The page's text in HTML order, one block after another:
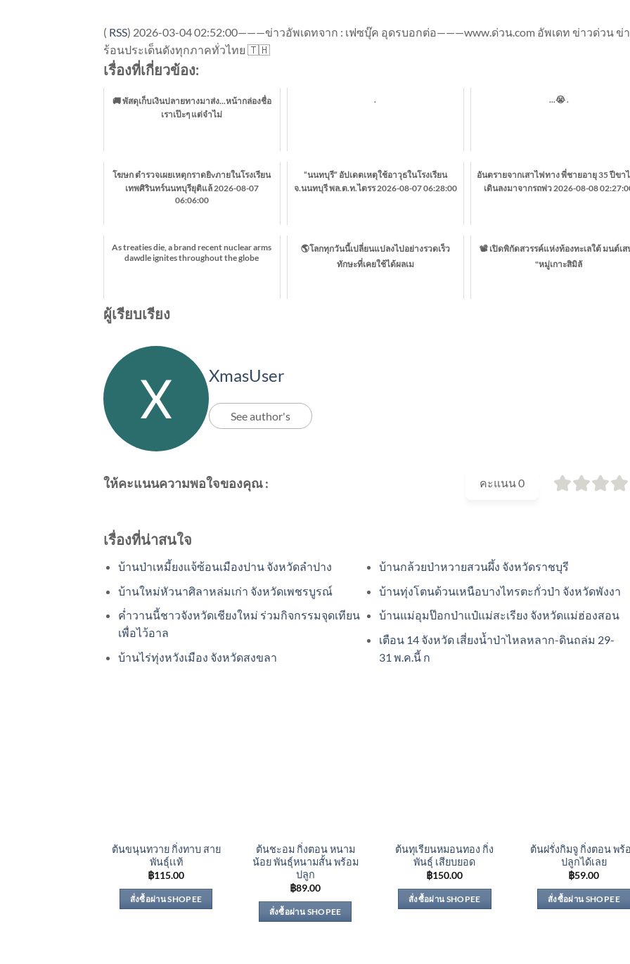
( RSS) 2026-03-04 02:52:00———ข่าวอัพเดทจาก : เฟซบุ๊ค อุดรบอกต่อ———www.ด่วน.com อัพเดท ข่าวด่วน ข่
ร้อนประเด็นดังทุกภาคทั่วไทย 🇹🇭
เรื่องที่เกี่ยวข้อง:
🚚 พัสดุเก็บเงินปลายทางมาส่ง...หน้ากล่องชื่อ
เราเป๊ะๆ แต่จำไม่
. ...😭 .
โฆษก ตำรวจเผยเหตุกราดยิvภายในโรงเรียน
เทพศิรินทร์นนทบุรียุติแล้ 2026-08-07
06:06:00
“นนทบุรี” อัปเดตเหตุใช้อาวุธในโรงเรียน
จ.นนทบุรี พล.ต.ท.ไตรร 2026-08-07 06:28:00
อันตรายจากเสาไฟทาง พี่ชายอายุ 35 ปีขา
เดินลงมาจากรถพ่ว 2026-08-08
As treaties die, a brand recent nuclear arms
dawdle ignites throughout the globe
🌎โลกทุกวันนี้เปลี่ยนแปลงไปอย่างรวดเร็ว
ทักษะที่เคยใช้ได้ผลเม
📽️ เปิดพิกัดสวรรค์แห่งท้องทะเลใต้ มนต์เส
"หมู่เกาะสิมิลั
ผู้เรียบเรียง
XmasUser
See author's
ให้คะแนนความพอใจของคุณ : คะแนน0
เรื่องที่น่าสนใจ
บ้านป่าเหมี้ยงแจ้ซ้อนเมืองปาน จังหวัดลำปาง
บ้านใหม่หัวนาศิลาหล่มเก่า จังหวัดเพชรบูรณ์
ค่ำวานนี้ชาวจังหวัดเชียงใหม่ ร่วมกิจกรรมจุดเทียน
เพื่อไว้อาล
บ้านไร่ทุ่งหวังเมือง จังหวัดสงขลา
บ้านกล้วยป่าหวายสวนผึ้ง จังหวัดราชบุรี
บ้านทุ่งโตนด้วนเหนือบางไทรตะกั่วป่า จังหวัดพังงา
บ้านแม่อุมป๊อกป่าแป๋แม่สะเรียง จังหวัดแม่ฮ่องสอน
เตือน 14 จังหวัด เสี่ยงน้ำป่าไหลหลาก-ดินถล่ม 29-
31 พ.ค.นี้ ก
ต้นขนุนทวาย กิ่งทาบ สาย
พันธุ์เเท้
฿115.00
สั่งซื้อผ่าน SHOPEE
ต้นชะอม กิ่งตอน หนาม
น้อย พันธุ์หนามสั้น พร้อม
ปลูก
฿89.00
สั่งซื้อผ่าน SHOPEE
ต้นทุเรียนหมอนทอง กิ่ง
พันธุ์ เสียบยอด
฿150.00
สั่งซื้อผ่าน SHOPEE
ต้นฝรั่งกิมจู กิ่งตอน พร้
ปลูกได้เลย
฿59.00
สั่งซื้อผ่าน SHOPEE